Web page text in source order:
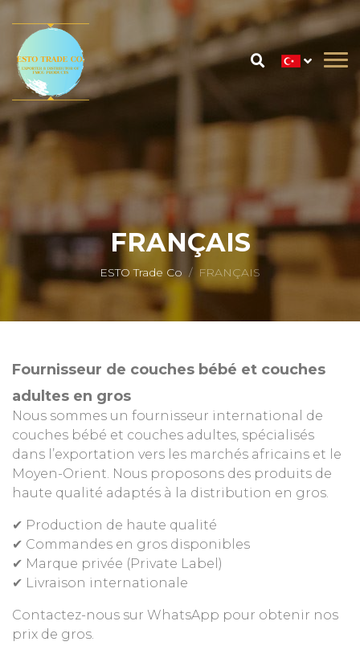
FRANÇAIS
ESTO Trade Co FRANÇAIS
Fournisseur de couches bébé et couches
adultes en gros
Nous sommes un fournisseur international de
couches bébé et couches adultes, spécialisés
dans l’exportation vers les marchés africains et le
Moyen-Orient. Nous proposons des produits de
haute qualité adaptés à la distribution en gros.
✔ Production de haute qualité
✔ Commandes en gros disponibles
✔ Marque privée (Private Label)
✔ Livraison internationale
Contactez-nous sur WhatsApp pour obtenir nos
prix de gros.